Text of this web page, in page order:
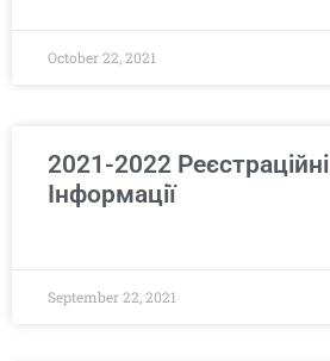
October 22, 2021
2021-2022 Реєстраційні
Інформації
September 22, 2021